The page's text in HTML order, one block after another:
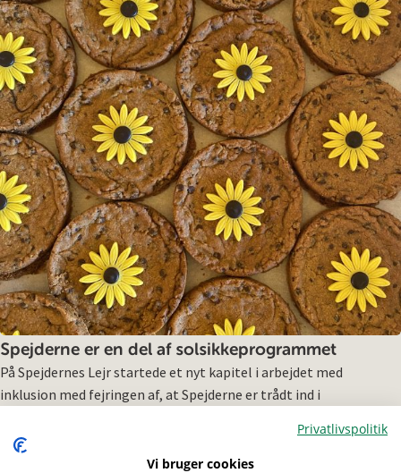
Spejderne er en del af solsikkeprogrammet
På Spejdernes Lejr startede et nyt kapitel i arbejdet med
inklusion med fejringen af, at Spejderne er trådt ind i
Privatlivspolitik
Vi bruger cookies